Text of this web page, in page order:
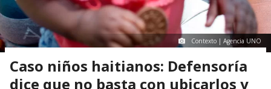
Contexto | Agencia UNO
Caso niños haitianos: Defensoría
dice que no basta con ubicarlos y